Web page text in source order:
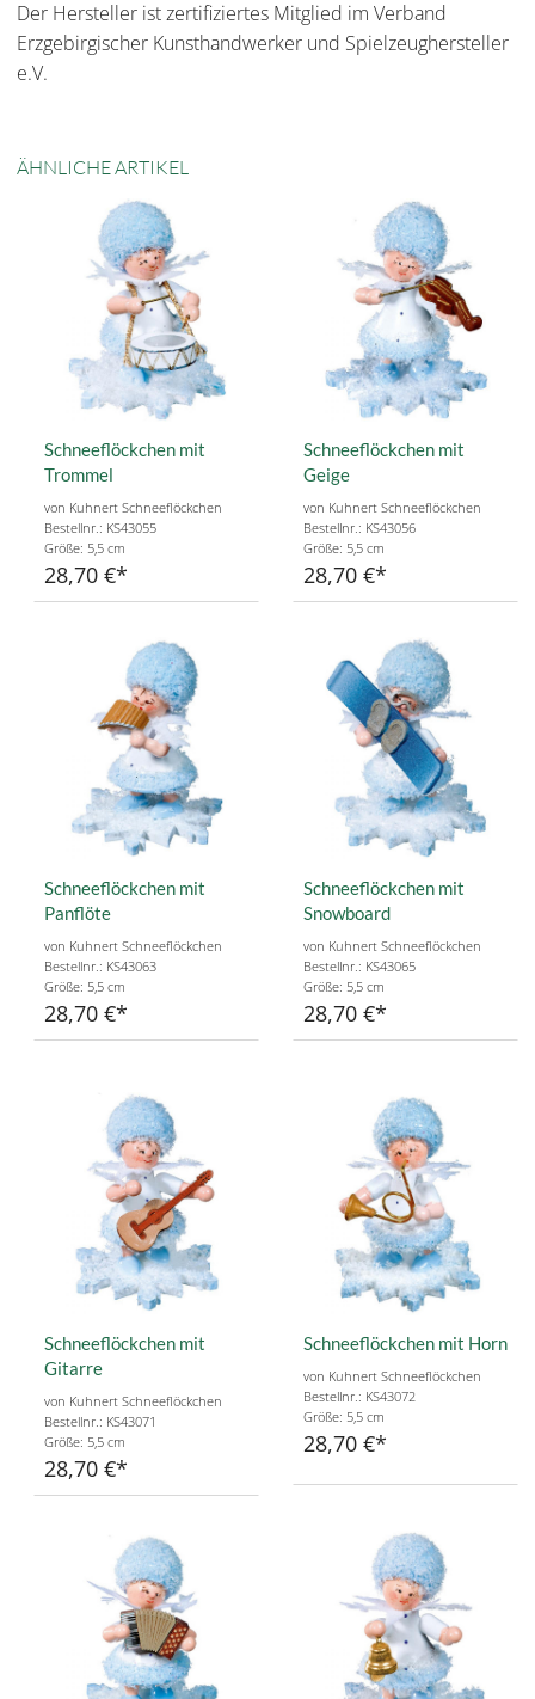
Der Hersteller ist zertifiziertes Mitglied im Verband
Erzgebirgischer Kunsthandwerker und Spielzeughersteller
e.V.
ÄHNLICHE ARTIKEL
Schneeflöckchen mit
Trommel
von Kuhnert Schneeflöckchen
Bestellnr.: KS43055
Größe: 5,5 cm
28,70 €
Schneeflöckchen mit
Geige
von Kuhnert Schneeflöckchen
Bestellnr.: KS43056
Größe: 5,5 cm
28,70 €
Schneeflöckchen mit
Panflöte
von Kuhnert Schneeflöckchen
Bestellnr.: KS43063
Größe: 5,5 cm
28,70 €
Schneeflöckchen mit
Snowboard
von Kuhnert Schneeflöckchen
Bestellnr.: KS43065
Größe: 5,5 cm
28,70 €
Schneeflöckchen mit
Gitarre
von Kuhnert Schneeflöckchen
Bestellnr.: KS43071
Größe: 5,5 cm
28,70 €
Schneeflöckchen mit Horn
von Kuhnert Schneeflöckchen
Bestellnr.: KS43072
Größe: 5,5 cm
28,70 €